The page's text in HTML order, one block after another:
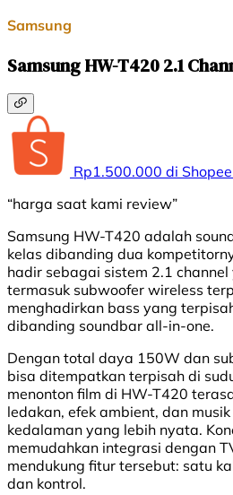
Samsung
Samsung HW-T420 2.1
Rp1.500.000 di Shopee
“harga saat kami review”
Samsung HW-T420 adalah
kelas dibanding dua
hadir sebagai sistem 2.1
termasuk subwoofer wireless
menghadirkan bass yang
dibanding soundbar all-in-one.
Dengan total daya 150W dan
bisa ditempatkan terpisah di
menonton film di HW-T420
ledakan, efek ambient, dan
kedalaman yang lebih nyata.
memudahkan integrasi dengan
mendukung fitur tersebut: satu
dan kontrol.